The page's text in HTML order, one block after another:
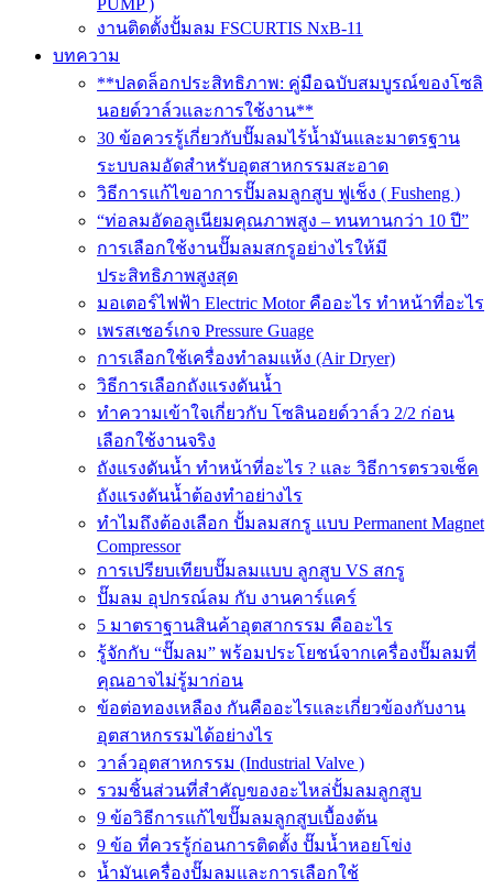
PUMP )
งานติดตั้งปั้มลม FSCURTIS NxB-11
บทความ
**ปลดล็อกประสิทธิภาพ: คู่มือฉบับสมบูรณ์ของโซลิ
นอยด์วาล์วและการใช้งาน**
30 ข้อควรรู้เกี่ยวกับปั๊มลมไร้น้ำมันและมาตรฐาน
ระบบลมอัดสำหรับอุตสาหกรรมสะอาด
วิธีการแก้ไขอาการปั๊มลมลูกสูบ ฟูเช็ง ( Fusheng )
“ท่อลมอัดอลูเนียมคุณภาพสูง – ทนทานกว่า 10 ปี”
การเลือกใช้งานปั๊มลมสกรูอย่างไรให้มี
ประสิทธิภาพสูงสุด
มอเตอร์ไฟฟ้า Electric Motor คืออะไร ทำหน้าที่อะไร
เพรสเชอร์เกจ Pressure Guage
การเลือกใช้เครื่องทำลมแห้ง (Air Dryer)
วิธีการเลือกถังแรงดันน้ำ
ทำความเข้าใจเกี่ยวกับ โซลินอยด์วาล์ว 2/2 ก่อน
เลือกใช้งานจริง
ถังแรงดันน้ำ ทำหน้าที่อะไร ? และ วิธีการตรวจเช็ค
ถังแรงดันน้ำต้องทำอย่างไร
ทำไมถึงต้องเลือก ปั้มลมสกรู แบบ Permanent Magnet
Compressor
การเปรียบเทียบปั๊มลมแบบ ลูกสูบ VS สกรู
ปั๊มลม อุปกรณ์ลม กับ งานคาร์แคร์
5 มาตราฐานสินค้าอุตสากรรม คืออะไร
รู้จักกับ “ปั๊มลม” พร้อมประโยชน์จากเครื่องปั๊มลมที่
คุณอาจไม่รู้มาก่อน
ข้อต่อทองเหลือง กันคืออะไรและเกี่ยวข้องกับงาน
อุตสาหกรรมได้อย่างไร
วาล์วอุตสาหกรรม (Industrial Valve )
รวมชิ้นส่วนที่สำคัญของอะไหล่ปั้มลมลูกสูบ
9 ข้อวิธีการแก้ไขปั๊มลมลูกสูบเบื้องต้น
9 ข้อ ที่ควรรู้ก่อนการติดตั้ง ปั๊มน้ำหอยโข่ง
น้ำมันเครื่องปั๊มลมและการเลือกใช้